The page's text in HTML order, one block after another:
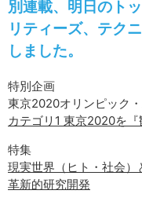
別連載、明日のト
リティーズ、テク
しました。
特別企画
東京2020オリンピック
カテゴリ1 東京2020を
特集
現実世界（ヒト・社会
革新的研究開発